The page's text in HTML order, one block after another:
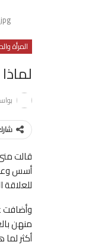
المرأة
قالت
أسس
للعلاقة
وأضافت
منهن
أكثر